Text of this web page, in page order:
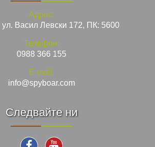
Адрес:
ул. Васил Левски 172, ПК: 5600
Телефон:
0988 366 155
E-mail:
info@spyboar.com
Следвайте ни